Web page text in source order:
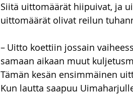
Siitä uittomäärät hiipuivat, ja
uittomäärät olivat reilun
– Uitto koettiin jossain
samaan aikaan muut
Tämän kesän ensimmäinen
Kun lautta saapuu